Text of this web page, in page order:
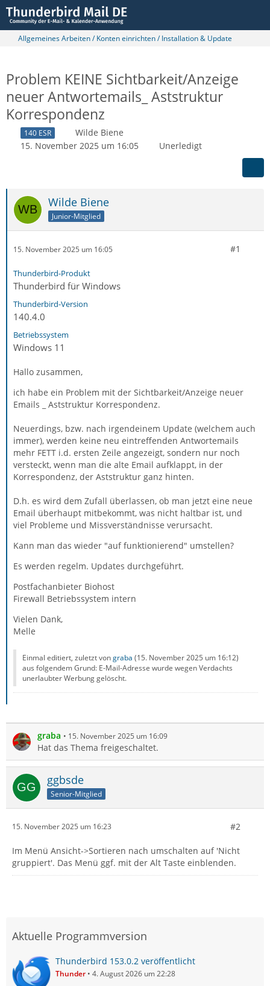
Allgemeines Arbeiten / Konten einrichten / Installation & Update
Problem KEINE Sichtbarkeit/Anzeige
neuer Antwortemails_ Aststruktur
Korrespondenz
140 ESR
Wilde Biene
15. November 2025 um 16:05
Unerledigt
Wilde Biene
Junior-Mitglied
15. November 2025 um 16:05 #1
Thunderbird-Produkt
Thunderbird für Windows
Thunderbird-Version
140.4.0
Betriebssystem
Windows 11
Hallo zusammen,
ich habe ein Problem mit der Sichtbarkeit/Anzeige neuer
Emails _ Aststruktur Korrespondenz.
Neuerdings, bzw. nach irgendeinem Update (welchem auch
immer), werden keine neu eintreffenden Antwortemails
mehr FETT i.d. ersten Zeile angezeigt, sondern nur noch
versteckt, wenn man die alte Email aufklappt, in der
Korrespondenz, der Aststruktur ganz hinten.
D.h. es wird dem Zufall überlassen, ob man jetzt eine neue
Email überhaupt mitbekommt, was nicht haltbar ist, und
viel Probleme und Missverständnisse verursacht.
Kann man das wieder "auf funktionierend" umstellen?
Es werden regelm. Updates durchgeführt.
Postfachanbieter Biohost
Firewall Betriebssystem intern
Vielen Dank,
Melle
Einmal editiert, zuletzt vongraba (15. November 2025 um 16:12)
aus folgendem Grund: E-Mail-Adresse wurde wegen Verdachts
unerlaubter Werbung gelöscht.
graba 15. November 2025 um 16:09
Hat das Thema freigeschaltet.
ggbsde
Senior-Mitglied
15. November 2025 um 16:23 #2
Im Menü Ansicht->Sortieren nach umschalten auf 'Nicht
gruppiert'. Das Menü ggf. mit der Alt Taste einblenden.
Aktuelle Programmversion
Thunderbird 153.0.2 veröffentlicht
Thunder 4. August 2026 um 22:28